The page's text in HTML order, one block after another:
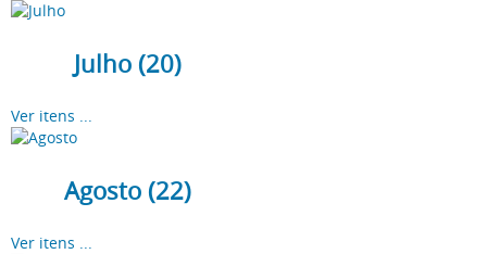
Julho (20)
Ver itens ...
Agosto (22)
Ver itens ...